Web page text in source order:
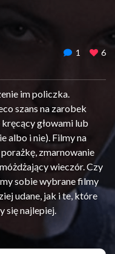
1 6
im policzka.
szans na zarobek
głowami lub
albo i nie). Filmy na
zmarnowanie
wieczór. Czy
sobie wybrane filmy
udane, jak i te, które
się najlepiej.